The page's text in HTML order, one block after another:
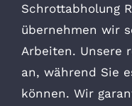
Schrottabholung
übernehmen wir
Arbeiten. Unsere
an, während Sie
können. Wir